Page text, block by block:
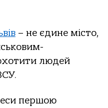
– не єдине місто,
людей
першою